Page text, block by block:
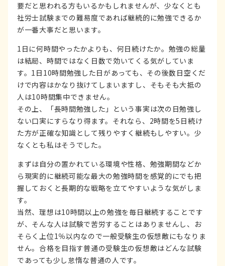
要だと思われる方もいるかもしれませんが、少なくとも
社労士試験までの難易度であれば継続的に勉強できるか
が一番大事だと思います。
1日に何時間やったかよりも、何日続けたか。勉強の総量
は結局、時間ではなく日数で効いてくる気がしていま
す。1日10時間勉強した日があっても、その後数日空くだ
けで内容はかなり抜けてしまいますし、そもそも大抵の
人は10時間集中できません。
その上、「長時間勉強した」という事実は次の日勉強し
ない口実にすらなり得ます。それなら、2時間を5日続け
た方が正確な知識として残りやすく継続もしやすい。少
なくとも私はそうでした。
まずは自分の置かれている環境や性格、勉強期間などか
ら現実的に継続可能な最大の勉強時間を感覚的にでも把
握しておくと長期的な戦略を立てやすいような気がしま
す。
当然、理想は10時間以上の勉強を毎日継続することです
が、そんな人は試験で苦労することはありませんし、お
そらく上位1％以内なので一般受験生の仮想敵にもなりま
せん。合格を目指す普通の受験生の仮想敵はどんな試験
であっても少し怠惰な普通の人です。